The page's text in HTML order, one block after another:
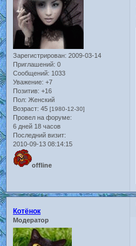
Зарегистрирован: 2009-03-14
Приглашений: 0
Сообщений: 1033
Уважение: +7
Позитив: +16
Пол: Женский
Возраст: 45 [1980-12-30]
Провел на форуме:
6 дней 18 часов
Последний визит:
2010-09-13 08:14:15
offline
Котёнок
Модератор